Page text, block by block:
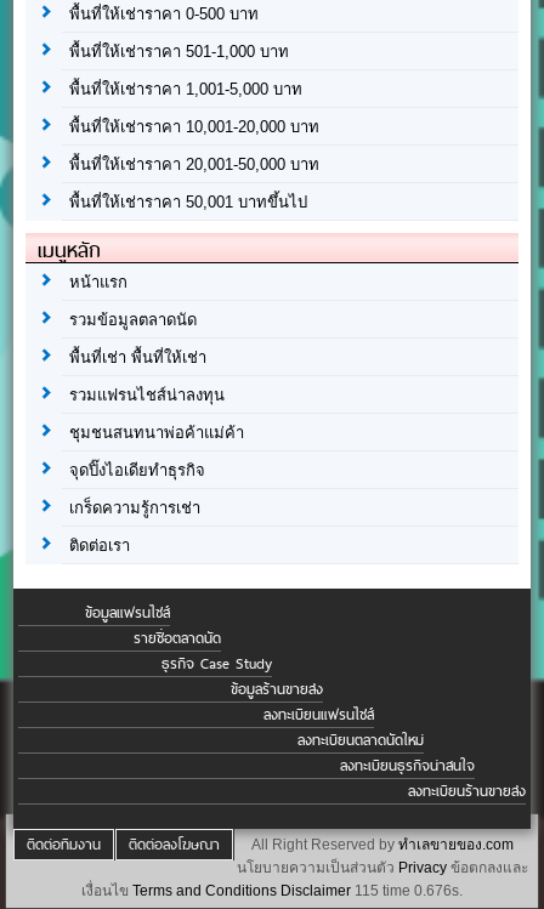
พื้นที่ให้เช่าราคา 0-500 บาท
พื้นที่ให้เช่าราคา 501-1,000 บาท
พื้นที่ให้เช่าราคา 1,001-5,000 บาท
พื้นที่ให้เช่าราคา 10,001-20,000 บาท
พื้นที่ให้เช่าราคา 20,001-50,000 บาท
พื้นที่ให้เช่าราคา 50,001 บาทขึ้นไป
เมนูหลัก
หน้าแรก
รวมข้อมูลตลาดนัด
พื้นที่เช่า พื้นที่ให้เช่า
รวมแฟรนไชส์น่าลงทุน
ชุมชนสนทนาพ่อค้าแม่ค้า
จุดปิ๊งไอเดียทำธุรกิจ
เกร็ดความรู้การเช่า
ติดต่อเรา
ข้อมูลแฟรนไชส์
รายชื่อตลาดนัด
ธุรกิจ Case Study
ข้อมูลร้านขายส่ง
ลงทะเบียนแฟรนไชส์
ลงทะเบียนตลาดนัดใหม่
ลงทะเบียนธุรกิจน่าสนใจ
ลงทะเบียนร้านขายส่ง
ติดต่อทีมงาน ติดต่อลงโฆษณา All Right Reserved by ทำเลขายของ.com
นโยบายความเป็นส่วนตัว Privacy ข้อตกลงและ
เงื่อนไข Terms and Conditions Disclaimer 115 time 0.676s.